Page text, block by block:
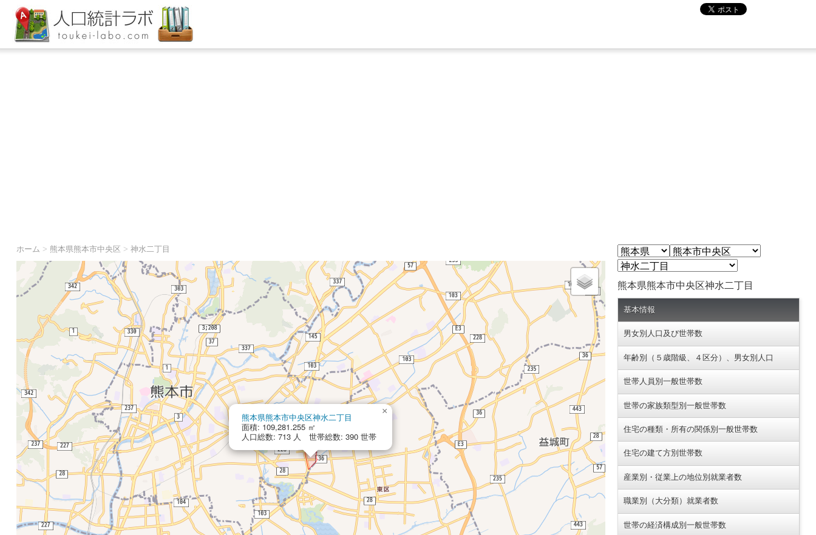
ホーム > 熊本県熊本市中央区 > 神水二丁目
熊本県熊本市中央区神水二丁目
面積: 109,281.255 ㎡
人口総数: 713 人 世帯総数: 390 世帯
×
熊本県熊本市中央区神水二丁目
基本情報
男女別人口及び世帯数
年齢別（５歳階級、４区分）、男女別人口
世帯人員別一般世帯数
世帯の家族類型別一般世帯数
住宅の種類・所有の関係別一般世帯数
住宅の建て方別世帯数
産業別・従業上の地位別就業者数
職業別（大分類）就業者数
世帯の経済構成別一般世帯数